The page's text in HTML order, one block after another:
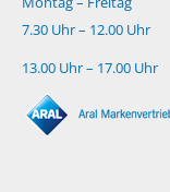
7.30 Uhr – 12.00 Uhr
13.00 Uhr – 17.00 Uhr